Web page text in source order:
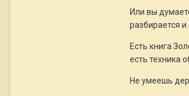
Или вы
разбирается
Есть книга
есть техника
Не умеешь